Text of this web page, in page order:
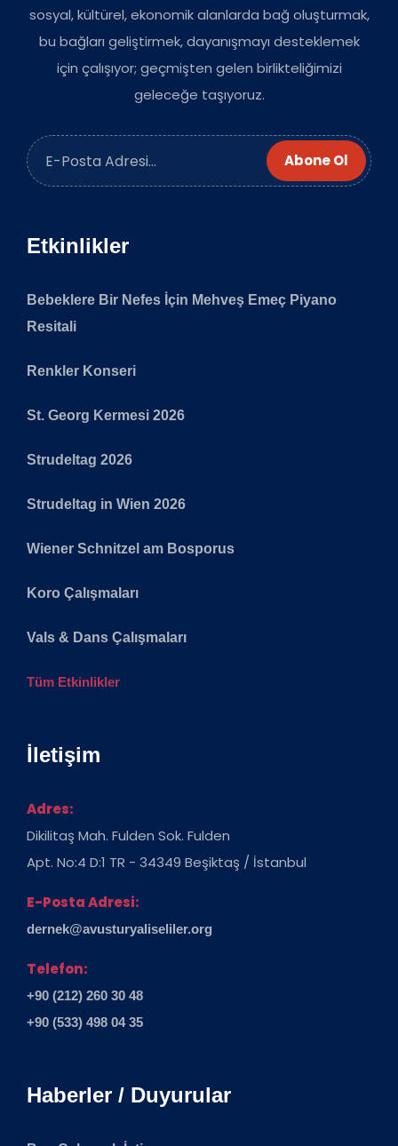
sosyal, kültürel, ekonomik alanlarda bağ oluşturmak,
bu bağları geliştirmek, dayanışmayı desteklemek
için çalışıyor; geçmişten gelen birlikteliğimizi
geleceğe taşıyoruz.
Abone Ol
Etkinlikler
Bebeklere Bir Nefes İçin Mehveş Emeç Piyano
Resitali
Renkler Konseri
St. Georg Kermesi 2026
Strudeltag 2026
Strudeltag in Wien 2026
Wiener Schnitzel am Bosporus
Koro Çalışmaları
Vals & Dans Çalışmaları
Tüm Etkinlikler
İletişim
Adres:
Dikilitaş Mah. Fulden Sok. Fulden
Apt. No:4 D:1 TR - 34349 Beşiktaş / İstanbul
E-Posta Adresi:
dernek@avusturyaliseliler.org
Telefon:
+90 (212) 260 30 48
+90 (533) 498 04 35
Haberler / Duyurular